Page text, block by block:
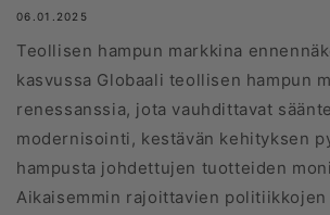
06.01.2025
Teollisen hampun markkina
kasvussa Globaali teollisen hampun
renessanssia, jota vauhdittavat
modernisointi, kestävän kehityksen
hampusta johdettujen tuotteiden
Aikaisemmin rajoittavien